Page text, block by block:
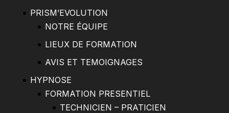
PRISM’EVOLUTION
NOTRE ÉQUIPE
LIEUX DE FORMATION
AVIS ET TEMOIGNAGES
HYPNOSE
FORMATION PRESENTIEL
TECHNICIEN – PRATICIEN